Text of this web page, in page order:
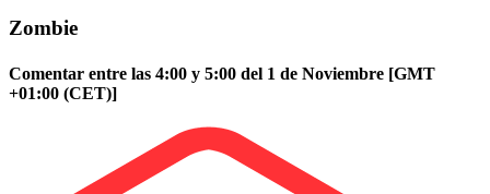
Zombie
Comentar entre las 4:00 y 5:00 del 1 de Noviembre [GMT
+01:00 (CET)]